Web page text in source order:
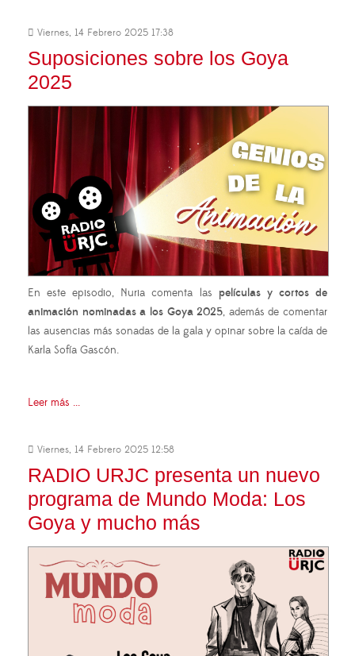
Viernes, 14 Febrero 2025 17:38
Suposiciones sobre los Goya
2025
En este episodio, Nuria comenta las películas y cortos de
animación nominadas a los Goya 2025, además de comentar
las ausencias más sonadas de la gala y opinar sobre la caída de
Karla Sofía Gascón.
Leer más ...
Viernes, 14 Febrero 2025 12:58
RADIO URJC presenta un nuevo
programa de Mundo Moda: Los
Goya y mucho más